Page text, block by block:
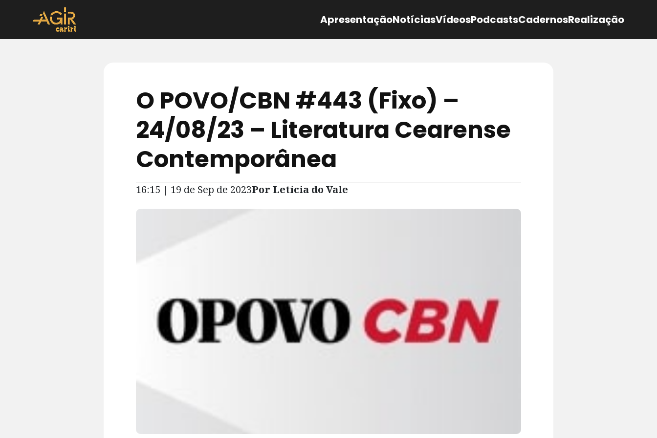
ApresentaçãoNotíciasVídeosPodcastsCadernosRealização
O POVO/CBN #443 (Fixo) –
24/08/23 – Literatura Cearense
Contemporânea
16:15 | 19 de Sep de 2023Por Letícia do Vale